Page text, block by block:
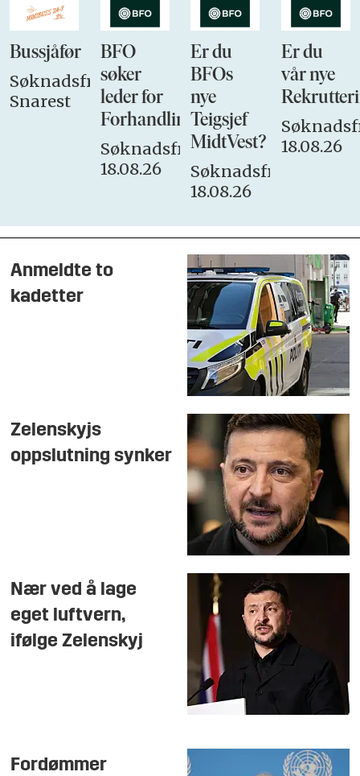
Bussjåfør
Søknadsfrist:
Snarest
BFO
søker
leder for
Forhandlingsutvalget
Søknadsfrist:
18.08.26
Er du
BFOs
nye
Teigsjef
MidtVest?
Søknadsfrist:
18.08.26
Er du
vår nye
18.08.26
Anmeldte to
kadetter
Zelenskyjs
oppslutning synker
Nær ved å lage
eget luftvern,
ifølge Zelenskyj
Fordømmer